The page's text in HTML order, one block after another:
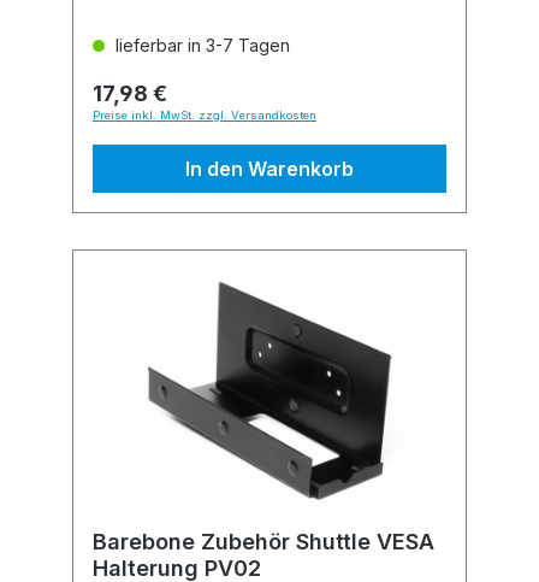
lieferbar in 3-7 Tagen
17,98 €
Preise inkl. MwSt. zzgl. Versandkosten
In den Warenkorb
Barebone Zubehör Shuttle VESA
Halterung PV02